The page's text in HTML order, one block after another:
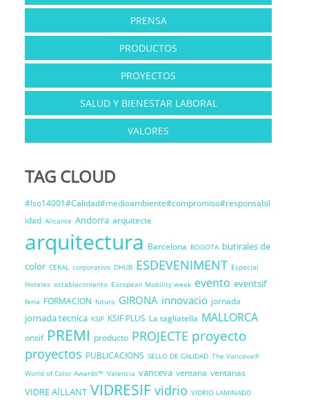
PRENSA
PRODUCTOS
PROYECTOS
SALUD Y BIENESTAR LABORAL
VALORES
TAG CLOUD
#Iso14001#Calidad#medioambiente#compromiso#responsabil
idad Alicante Andorra arquitecte
arquitectura Barcelona BOGOTA butirales de
color CEKAL corporativo DHUB ESDEVENIMENT Especial
Hoteles establecimiento European Mobility week evento eventsif
feria FORMACION futuro GIRONA innovacio jornada
jornada tecnica KSIF KSIF PLUS La tagliatella MALLORCA
onsif PREMI producto PROJECTE proyecto
proyectos PUBLICACIONS SELLO DE CALIDAD The Vanceva®
World of Color Awards™ Valencia vanceva ventana ventanas
VIDRE AÏLLANT VIDRESIF vidrio VIDRIO LAMINADO